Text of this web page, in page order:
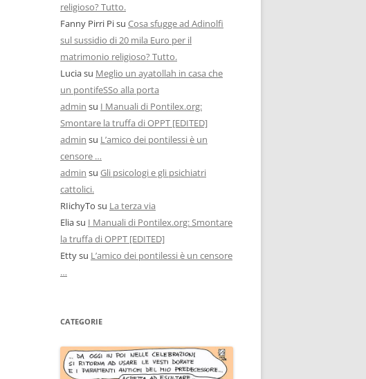
religioso? Tutto.
Fanny Pirri Pisu Cosa sfugge ad Adinolfi
sul sussidio di 20 mila Euro per il
matrimonio religioso? Tutto.
Luciasu Meglio un ayatollah in casa che
un pontifeSSo alla porta
admin su I Manuali di Pontilex.org:
Smontare la truffa di OPPT [EDITED]
admin su L’amico dei pontilessi è un
censore …
admin su Gli psicologi e gli psichiatri
cattolici.
RIichyTo su La terza via
Eliasu I Manuali di Pontilex.org: Smontare
la truffa di OPPT [EDITED]
Ettysu L’amico dei pontilessi è un censore
…
CATEGORIE